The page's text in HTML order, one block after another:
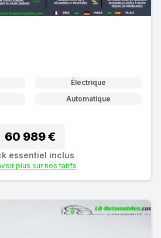
Électrique
Automatique
60 989 €
essentiel inclus
plus sur nos tarifs